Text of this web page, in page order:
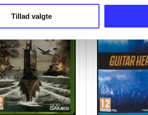
Tillad valgte